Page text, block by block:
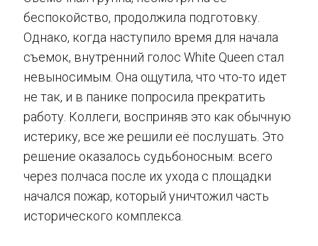
беспокойство, продолжила подготовку.
Однако, когда наступило время для начала
съемок, внутренний голос White Queen стал
невыносимым. Она ощутила, что что-то идет
не так, и в панике попросила прекратить
работу. Коллеги, восприняв это как обычную
истерику, все же решили её послушать. Это
решение оказалось судьбоносным: всего
через полчаса после их ухода с площадки
начался пожар, который уничтожил часть
исторического комплекса.